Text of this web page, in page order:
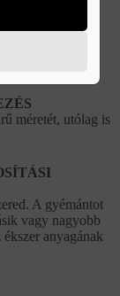
ingyenesen
méretét, utólag is
A gyémántot
vagy nagyobb
anyagának